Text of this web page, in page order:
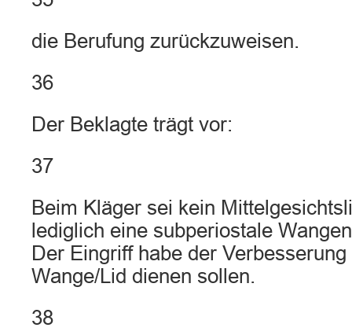
die Berufung zurückzuweisen.
36
Der Beklagte trägt vor:
37
Beim Kläger sei kein
lediglich eine subperiostale
Der Eingriff habe der
Wange/Lid dienen sollen.
38